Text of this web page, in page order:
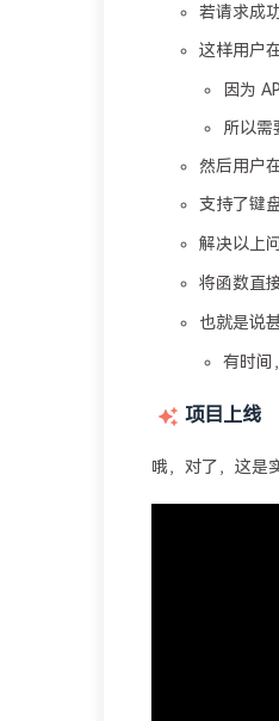
若请求成
这样用户
因为
所以需
然后用户
支持了键
解决以上
将函数直
也就是说
有时间
项目上线
哦，对了，这是